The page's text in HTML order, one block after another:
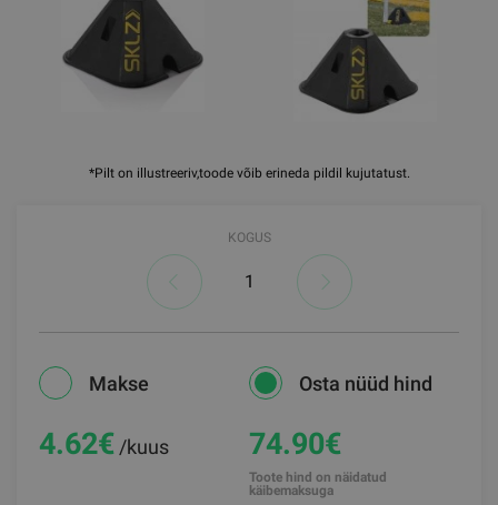
*Pilt on illustreeriv,toode võib erineda pildil kujutatust.
KOGUS
Makse
4.62€ /kuus
Osta nüüd hind
74.90€
Toote hind on näidatud
käibemaksuga